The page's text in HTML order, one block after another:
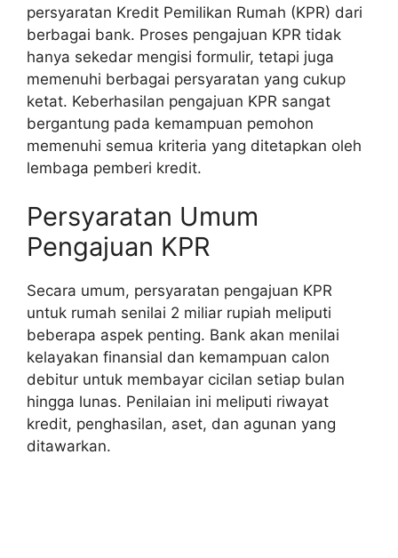
persyaratan Kredit Pemilikan Rumah (KPR) dari
berbagai bank. Proses pengajuan KPR tidak
hanya sekedar mengisi formulir, tetapi juga
memenuhi berbagai persyaratan yang cukup
ketat. Keberhasilan pengajuan KPR sangat
bergantung pada kemampuan pemohon
memenuhi semua kriteria yang ditetapkan oleh
lembaga pemberi kredit.
Persyaratan Umum
Pengajuan KPR
Secara umum, persyaratan pengajuan KPR
untuk rumah senilai 2 miliar rupiah meliputi
beberapa aspek penting. Bank akan menilai
kelayakan finansial dan kemampuan calon
debitur untuk membayar cicilan setiap bulan
hingga lunas. Penilaian ini meliputi riwayat
kredit, penghasilan, aset, dan agunan yang
ditawarkan.